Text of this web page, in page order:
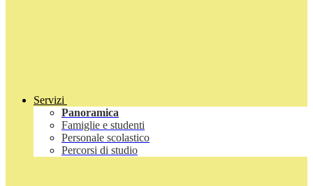
Servizi
Panoramica
Famiglie e studenti
Personale scolastico
Percorsi di studio